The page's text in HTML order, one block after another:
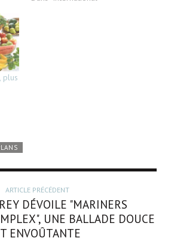
plus
ARTICLE PRÉCÉDENT
DÉVOILE "MARINERS
UNE BALLADE DOUCE
ENVOÛTANTE